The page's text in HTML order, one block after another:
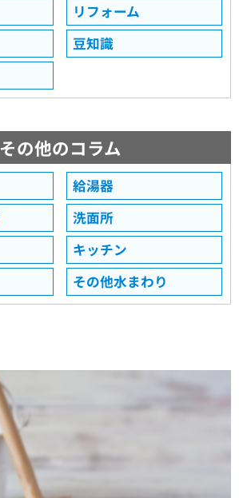
リフォーム
豆知識
その他のコラム
給湯器
洗面所
キッチン
その他水まわり